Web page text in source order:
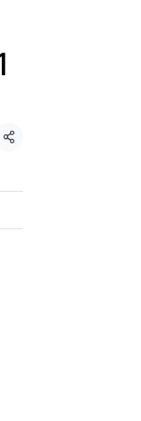
แชร์